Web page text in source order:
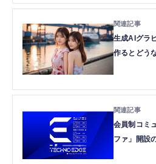
生成AIグラ
作るとどう
川和久)
会員制コミ
ファ」開設